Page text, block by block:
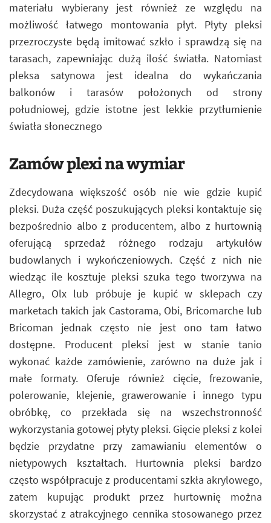
materiału wybierany jest również ze względu na
możliwość łatwego montowania płyt. Płyty pleksi
przezroczyste będą imitować szkło i sprawdzą się na
tarasach, zapewniając dużą ilość światła. Natomiast
pleksa satynowa jest idealna do wykańczania
balkonów i tarasów położonych od strony
południowej, gdzie istotne jest lekkie przytłumienie
światła słonecznego
Zamów plexi na wymiar
Zdecydowana większość osób nie wie gdzie kupić
pleksi. Duża część poszukujących pleksi kontaktuje się
bezpośrednio albo z producentem, albo z hurtownią
oferującą sprzedaż różnego rodzaju artykułów
budowlanych i wykończeniowych. Część z nich nie
wiedząc ile kosztuje pleksi szuka tego tworzywa na
Allegro, Olx lub próbuje je kupić w sklepach czy
marketach takich jak Castorama, Obi, Bricomarche lub
Bricoman jednak często nie jest ono tam łatwo
dostępne. Producent pleksi jest w stanie tanio
wykonać każde zamówienie, zarówno na duże jak i
małe formaty. Oferuje również cięcie, frezowanie,
polerowanie, klejenie, grawerowanie i innego typu
obróbkę, co przekłada się na wszechstronność
wykorzystania gotowej płyty pleksi. Gięcie pleksi z kolei
będzie przydatne przy zamawianiu elementów o
nietypowych kształtach. Hurtownia pleksi bardzo
często współpracuje z producentami szkła akrylowego,
zatem kupując produkt przez hurtownię można
skorzystać z atrakcyjnego cennika stosowanego przez